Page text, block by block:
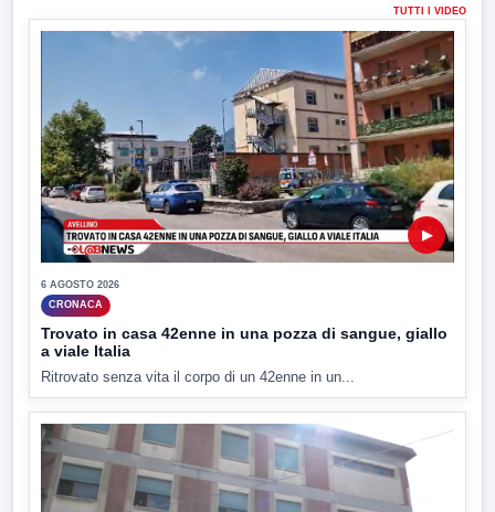
TUTTI I VIDEO
▶
6 AGOSTO 2026
CRONACA
Trovato in casa 42enne in una pozza di sangue, giallo
a viale Italia
Ritrovato senza vita il corpo di un 42enne in un...